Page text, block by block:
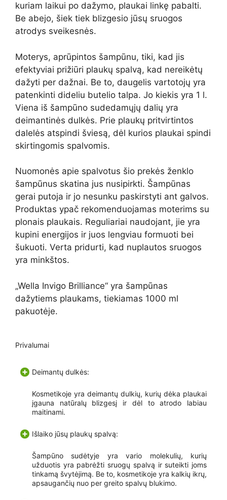
kuriam laikui po dažymo, plaukai linkę pabalti.
Be abejo, šiek tiek blizgesio jūsų sruogos
atrodys sveikesnės.
Moterys, aprūpintos šampūnu, tiki, kad jis
efektyviai prižiūri plaukų spalvą, kad nereikėtų
dažyti per dažnai. Be to, daugelis vartotojų yra
patenkinti dideliu butelio talpa. Jo kiekis yra 1 l.
Viena iš šampūno sudedamųjų dalių yra
deimantinės dulkės. Prie plaukų pritvirtintos
dalelės atspindi šviesą, dėl kurios plaukai spindi
skirtingomis spalvomis.
Nuomonės apie spalvotus šio prekės ženklo
šampūnus skatina jus nusipirkti. Šampūnas
gerai putoja ir jo nesunku paskirstyti ant galvos.
Produktas ypač rekomenduojamas moterims su
plonais plaukais. Reguliariai naudojant, jie yra
kupini energijos ir juos lengviau formuoti bei
šukuoti. Verta pridurti, kad nuplautos sruogos
yra minkštos.
„Wella Invigo Brilliance“ yra šampūnas
dažytiems plaukams, tiekiamas 1000 ml
pakuotėje.
Privalumai
Deimantų dulkės:
Kosmetikoje yra deimantų dulkių, kurių dėka plaukai
įgauna natūralų blizgesį ir dėl to atrodo labiau
maitinami.
Išlaiko jūsų plaukų spalvą:
Šampūno sudėtyje yra vario molekulių, kurių
užduotis yra pabrėžti sruogų spalvą ir suteikti joms
tinkamą švytėjimą. Be to, kosmetikoje yra kalkių ikrų,
apsaugančių nuo per greito spalvų blukimo.